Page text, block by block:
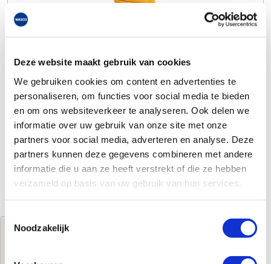
Deze website maakt gebruik van cookies
We gebruiken cookies om content en advertenties te
personaliseren, om functies voor social media te bieden
en om ons websiteverkeer te analyseren. Ook delen we
informatie over uw gebruik van onze site met onze
partners voor social media, adverteren en analyse. Deze
partners kunnen deze gegevens combineren met andere
informatie die u aan ze heeft verstrekt of die ze hebben
verzameld op basis van uw gebruik van hun services.
Toestemmingsselectie
Noodzakelijk
Jouw brutoprijs